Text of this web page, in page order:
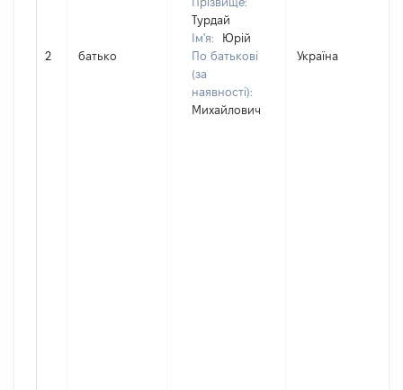
2 батько
Турдай
Ім'я:
Юрій
По батькові
(за
наявності):
Михайлович
Україна